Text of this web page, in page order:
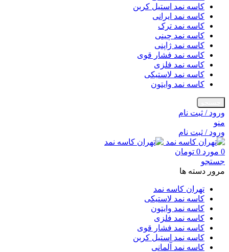
کاسه نمد استیل کربن
کاسه نمد ایرانی
کاسه نمد ترک
کاسه نمد چینی
کاسه نمد ژاپنی
کاسه نمد فشار قوی
کاسه نمد فلزی
کاسه نمد لاستیکی
کاسه نمد وایتون
ورود / ثبت نام
منو
ورود / ثبت نام
0 مورد 0 تومان
جستجو
مرور دسته ها
تهران کاسه نمد
کاسه نمد لاستیکی
کاسه نمد وایتون
کاسه نمد فلزی
کاسه نمد فشار قوی
کاسه نمد استیل کربن
کاسه نمد آلمانی